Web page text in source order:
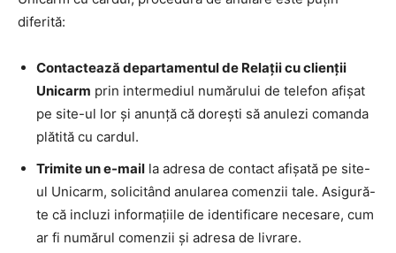
diferită:
Contactează departamentul de Relații cu clienții
Unicarm prin intermediul numărului de telefon afișat
pe site-ul lor și anunță că dorești să anulezi comanda
plătită cu cardul.
Trimite un e-mail la adresa de contact afișată pe site-
ul Unicarm, solicitând anularea comenzii tale. Asigură-
te că incluzi informațiile de identificare necesare, cum
ar fi numărul comenzii și adresa de livrare.